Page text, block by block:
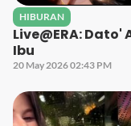
HIBURAN
Live@ERA:
Ibu
20 May 2026 02:43 PM